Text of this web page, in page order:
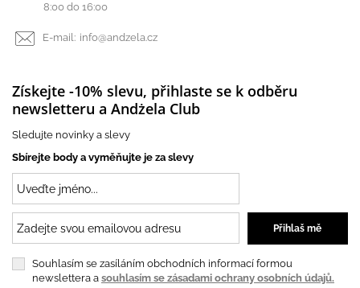
8:00 do 16:00
E-mail: info@andzela.cz
Získejte -10% slevu, přihlaste se k odběru
newsletteru a Andżela Club
Sledujte novinky a slevy
Sbírejte body a vyměňujte je za slevy
Souhlasím se zasíláním obchodních informací formou
newslettera a souhlasím se zásadami ochrany osobních údajů.